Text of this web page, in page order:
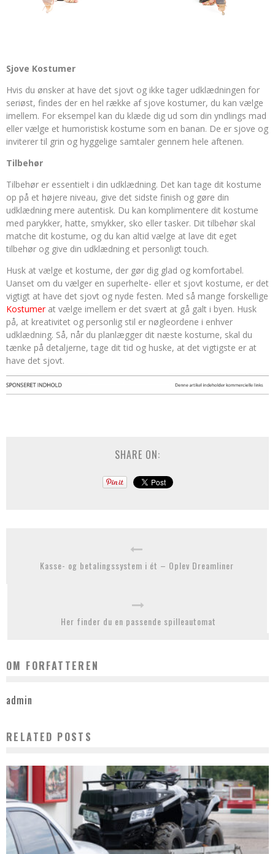
Sjove Kostumer
Hvis du ønsker at have det sjovt og ikke tager udklædningen for
seriøst, findes der en hel række af sjove kostumer, du kan vælge
imellem. For eksempel kan du klæde dig ud som din yndlings mad
eller vælge et humoristisk kostume som en banan. De er sjove og
inviterer til grin og hyggelige samtaler gennem hele aftenen.
Tilbehør
Tilbehør er essentielt i din udklædning. Det kan tage dit kostume
op på et højere niveau, give det sidste finish og gøre din
udklædning mere autentisk. Du kan komplimentere dit kostume
med parykker, hatte, smykker, sko eller tasker. Dit tilbehør skal
matche dit kostume, og du kan altid vælge at lave dit eget
tilbehør og give din udklædning et personligt touch.
Husk at vælge et kostume, der gør dig glad og komfortabel.
Uanset om du vælger en superhelte- eller et sjovt kostume, er det
vigtigt at have det sjovt og nyde festen. Med så mange forskellige
Kostumerat vælge imellem er det svært at gå galt i byen. Husk
på, at kreativitet og personlig stil er nøgleordene i enhver
udklædning. Så, når du planlægger dit næste kostume, skal du
tænke på detaljerne, tage dit tid og huske, at det vigtigste er at
have det sjovt.
SHARE ON:
Kasse- og betalingssystem i ét – Oplev Dreamliner
Her finder du en passende spilleautomat
OM FORFATTEREN
admin
RELATED POSTS